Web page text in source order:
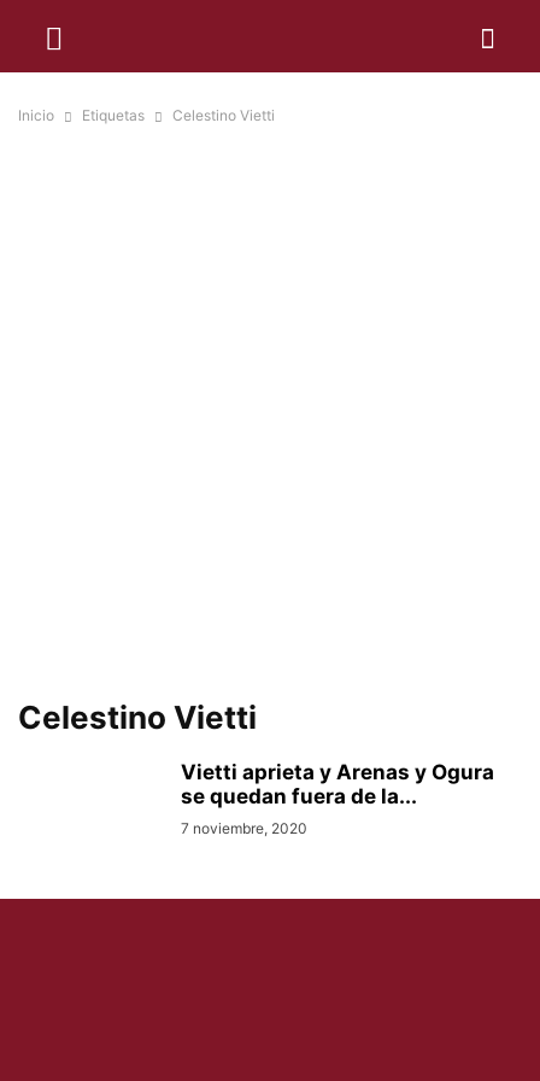
Inicio Etiquetas Celestino Vietti
Celestino Vietti
Vietti aprieta y Arenas y Ogura
se quedan fuera de la...
7 noviembre, 2020